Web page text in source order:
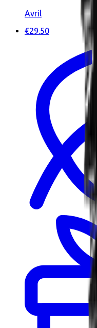
Avril
€29.50